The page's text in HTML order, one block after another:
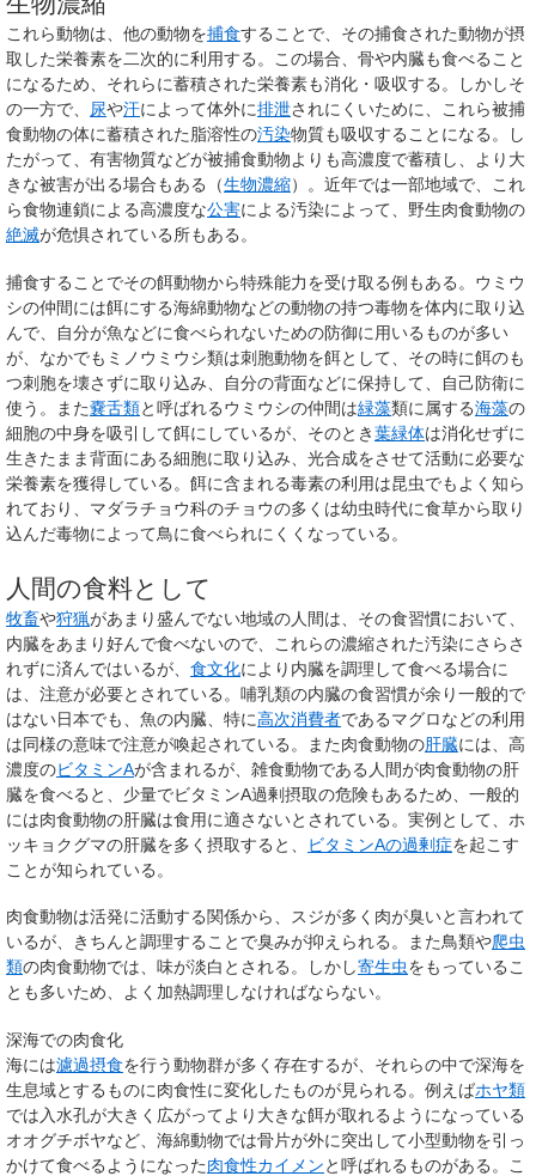
これら動物は、他の動物を捕食することで、その捕食された動物が摂
取した栄養素を二次的に利用する。この場合、骨や内臓も食べること
になるため、それらに蓄積された栄養素も消化・吸収する。しかしそ
の一方で、 尿や汗によって体外に排泄されにくいために、これら被捕
食動物の体に蓄積された脂溶性の汚染物質も吸収することになる。し
たがって、有害物質などが被捕食動物よりも高濃度で蓄積し、より大
きな被害が出る場合もある（生物濃縮）。近年では一部地域で、これ
ら食物連鎖による高濃度な公害による汚染によって、野生肉食動物の
絶滅が危惧されている所もある。
捕食することでその餌動物から特殊能力を受け取る例もある。ウミウ
シの仲間には餌にする海綿動物などの動物の持つ毒物を体内に取り込
んで、自分が魚などに食べられないための防御に用いるものが多い
が、なかでもミノウミウシ類は刺胞動物を餌として、その時に餌のも
つ刺胞を壊さずに取り込み、自分の背面などに保持して、自己防衛に
使う。また嚢舌類と呼ばれるウミウシの仲間は緑藻類に属する海藻の
細胞の中身を吸引して餌にしているが、そのとき葉緑体は消化せずに
生きたまま背面にある細胞に取り込み、光合成をさせて活動に必要な
栄養素を獲得している。餌に含まれる毒素の利用は昆虫でもよく知ら
れており、マダラチョウ科のチョウの多くは幼虫時代に食草から取り
込んだ毒物によって鳥に食べられにくくなっている。
人間の食料として
牧畜や狩猟があまり盛んでない地域の人間は、その食習慣において、
内臓をあまり好んで食べないので、これらの濃縮された汚染にさらさ
れずに済んではいるが、 食文化により内臓を調理して食べる場合に
は、注意が必要とされている。哺乳類の内臓の食習慣が余り一般的で
はない日本でも、魚の内臓、特に高次消費者であるマグロなどの利用
は同様の意味で注意が喚起されている。また肉食動物の肝臓には、高
濃度のビタミンAが含まれるが、雑食動物である人間が肉食動物の肝
臓を食べると、少量でビタミンA過剰摂取の危険もあるため、一般的
には肉食動物の肝臓は食用に適さないとされている。実例として、ホ
ッキョクグマの肝臓を多く摂取すると、
ビタミンAの過剰症を起こす
ことが知られている。
肉食動物は活発に活動する関係から、スジが多く肉が臭いと言われて
いるが、きちんと調理することで臭みが抑えられる。また鳥類や爬虫
類の肉食動物では、味が淡白とされる。しかし寄生虫をもっているこ
とも多いため、よく加熱調理しなければならない。
深海での肉食化
海には濾過摂食を行う動物群が多く存在するが、それらの中で深海を
生息域とするものに肉食性に変化したものが見られる。例えばホヤ類
では入水孔が大きく広がってより大きな餌が取れるようになっている
オオグチボヤなど、海綿動物では骨片が外に突出して小型動物を引っ
かけて食べるようになった肉食性カイメンと呼ばれるものがある。こ